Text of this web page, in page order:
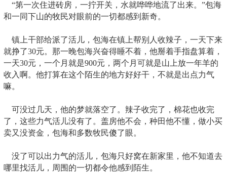
“第一次住进砖房，一拧开关，水就哗哗地流了出来。”包海
和一同下山的牧民对眼前的一切都感到新奇。
镇上干部给派了活儿，包海在镇上帮别人收辣子，一天下来
就挣了30元。那一晚包海兴奋得睡不着，他掰着手指盘算着，
一天30元，一个月就是900元，两个月可就是山上放一年羊的
收入啊。他打算在这个陌生的地方好好干，不就是出点力气
嘛。
可没过几天，他的梦就落空了。辣子收完了，棉花也收完
了，这些力气活儿没有了。盖房他不会，种田他不懂，做小买
卖又没资金，包海和多数牧民傻了眼。
没了可以出力气的活儿，包海只好窝在新家里，他不知道去
哪里找活儿，周围的一切都令他感到陌生。